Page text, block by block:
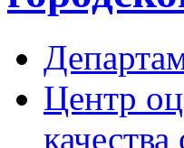
Центр